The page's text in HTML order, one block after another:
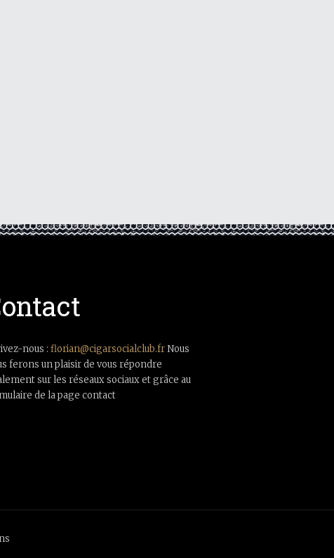
nous :florian@cigarsocialclub.frNous
ferons un plaisir de vous répondre
sur les réseaux sociaux et grâce au
de la page contact